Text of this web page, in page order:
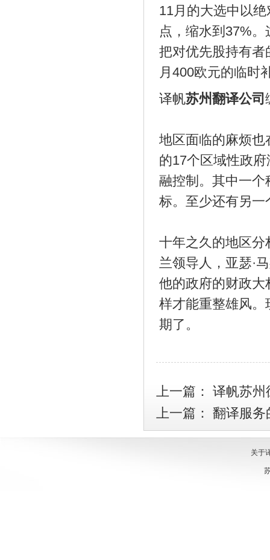
11月的大选中以
点，缩水到37%
把对优先股持有
月400欧元的临时
译帆苏州翻译公司
地区面临的麻烦
的17个区域性政
融控制。其中一
标。至少还有另
十年之久的地区
兰领导人，亚瑟·
他的政府的财政
样才能重整雄风
期了。
上一篇： 译帆苏州
上一篇： 翻译服务
关于